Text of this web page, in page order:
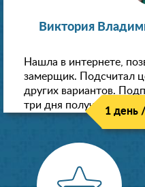
Виктория
Нашла в интернете,
замерщик. Подсчитал
других вариантов.
три дня получили новые
1 день